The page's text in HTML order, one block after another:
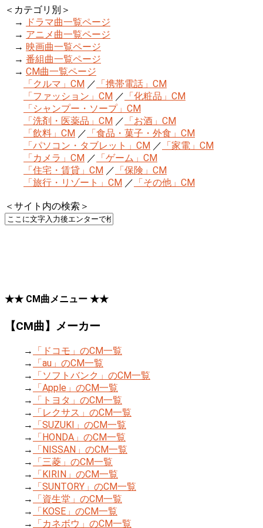
＜カテゴリ別＞
→
ドラマ曲一覧ページ
→ アニメ曲一覧ページ
→ 映画曲一覧ページ
→ 番組曲一覧ページ
→ CM曲一覧ページ
「クルマ」CM ／ 「携帯電話」CM
「ファッション」CM ／ 「化粧品」CM
「シャンプー・ソープ」CM
「洗剤・医薬品」CM ／ 「お酒」CM
「飲料」CM ／ 「食品・菓子・外食」CM
「パソコン・タブレット」CM ／ 「家電」CM
「カメラ」CM ／ 「ゲーム」CM
「住宅・賃貸」CM ／ 「保険」CM
「旅行・リゾート」CM ／ 「その他」CM
＜サイト内の検索＞
★★ CM曲メニュー ★★
【CM曲】メーカー
→
「ドコモ」のCM一覧
→
「au」のCM一覧
→
「ソフトバンク」のCM一覧
→
「Apple」のCM一覧
→
「トヨタ」のCM一覧
→
「レクサス」のCM一覧
→
「SUZUKI」のCM一覧
→
「HONDA」のCM一覧
→
「NISSAN」のCM一覧
→
「三菱」のCM一覧
→
「KIRIN」のCM一覧
→
「SUNTORY」のCM一覧
→
「資生堂」のCM一覧
→
「KOSE」のCM一覧
→
「カネボウ」のCM一覧